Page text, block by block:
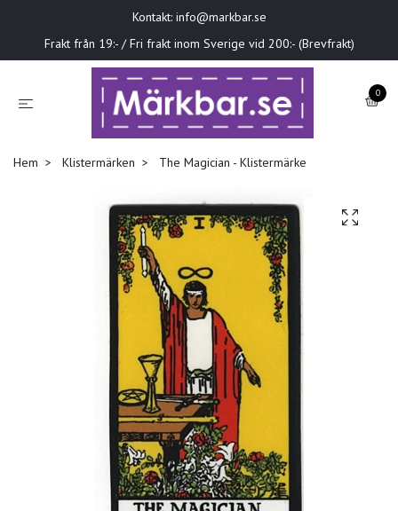
Kontakt: info@markbar.se
Frakt från 19:- / Fri frakt inom Sverige vid 200:- (Brevfrakt)
0
Hem Klistermärken The Magician - Klistermärke